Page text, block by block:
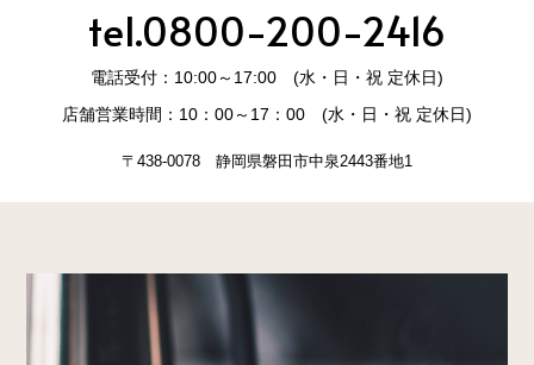
tel.0800-200-2416
電話受付：10:00～17:00 (水・日・祝 定休日)
店舗営業時間：10：00～17：00 (水・日・祝 定休日)
〒438-0078 静岡県磐田市中泉2443番地1